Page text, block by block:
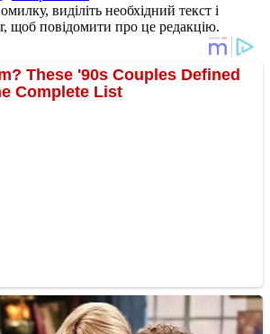
виділіть необхідний текст і
щоб повідомити про це редакцію.